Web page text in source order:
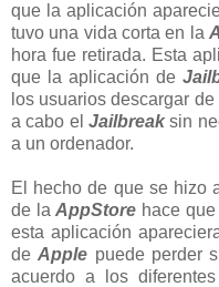
que la aplicación
tuvo una vida corta en la
hora fue retirada. Esta
que la aplicación de
los usuarios descargar
a cabo el Jailbreak sin
a un ordenador.
El hecho de que se hizo
de laAppStore hace
esta aplicación
deApple puede perder
acuerdo a los